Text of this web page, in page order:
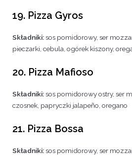
19. Pizza Gyros
Składniki:sos pomidorowy, ser
pieczarki, cebula, ogórek kiszony,
20. Pizza Mafioso
Składniki:sos pomidorowy ostry, ser
czosnek, papryczki jalapeño, oregano
21. Pizza Bossa
Składniki:sos pomidorowy, ser